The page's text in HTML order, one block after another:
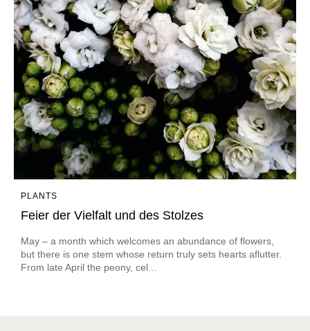
PLANTS
Feier der Vielfalt und des Stolzes
May – a month which welcomes an abundance of flowers,
but there is one stem whose return truly sets hearts aflutter.
From late April the peony, cel…